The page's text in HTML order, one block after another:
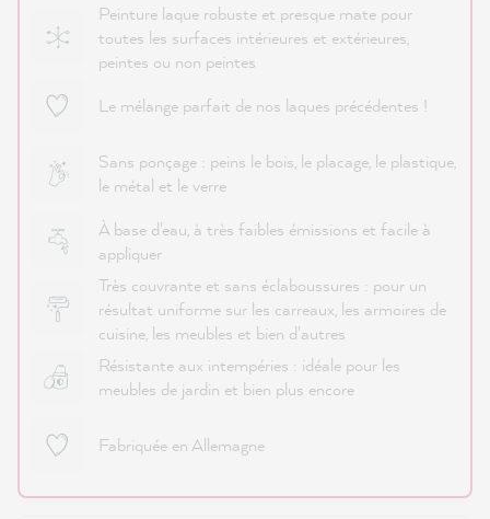
Peinture laque robuste et presque mate pour
toutes les surfaces intérieures et extérieures,
peintes ou non peintes
Le mélange parfait de nos laques précédentes !
Sans ponçage : peins le bois, le placage, le plastique,
le métal et le verre
À base d'eau, à très faibles émissions et facile à
appliquer
Très couvrante et sans éclaboussures : pour un
résultat uniforme sur les carreaux, les armoires de
cuisine, les meubles et bien d'autres
Résistante aux intempéries : idéale pour les
meubles de jardin et bien plus encore
Fabriquée en Allemagne